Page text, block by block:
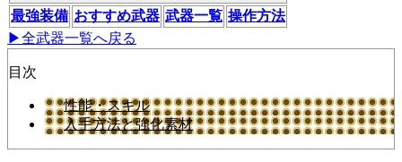
最強装備 おすすめ武器 武器一覧 操作方法
▶全武器一覧へ戻る
目次
性能・スキル
入手方法と強化素材